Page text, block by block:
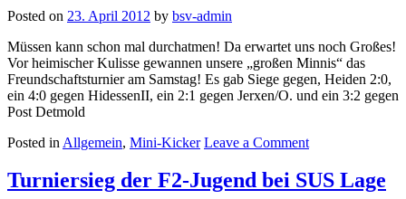
Posted on 23. April 2012 by bsv-admin
Müssen kann schon mal durchatmen! Da erwartet uns noch Großes!
Vor heimischer Kulisse gewannen unsere „großen Minnis“ das
Freundschaftsturnier am Samstag! Es gab Siege gegen, Heiden 2:0,
ein 4:0 gegen HidessenII, ein 2:1 gegen Jerxen/O. und ein 3:2 gegen
Post Detmold
Posted in Allgemein, Mini-Kicker Leave a Commenton
großen
Minnis!
Turniersieg der F2-Jugend bei SUS Lage